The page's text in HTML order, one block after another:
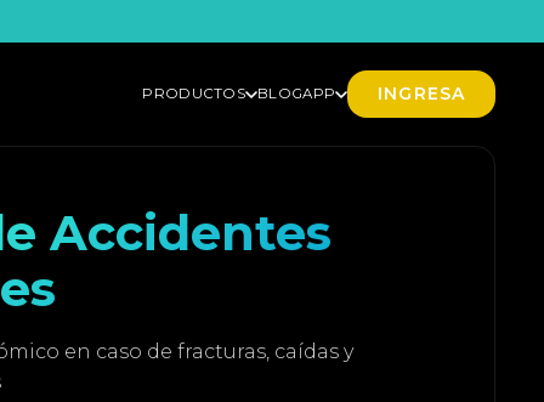
PRODUCTOS BLOGAPP INGRESA
Accidentes
en caso de fracturas, caídas y